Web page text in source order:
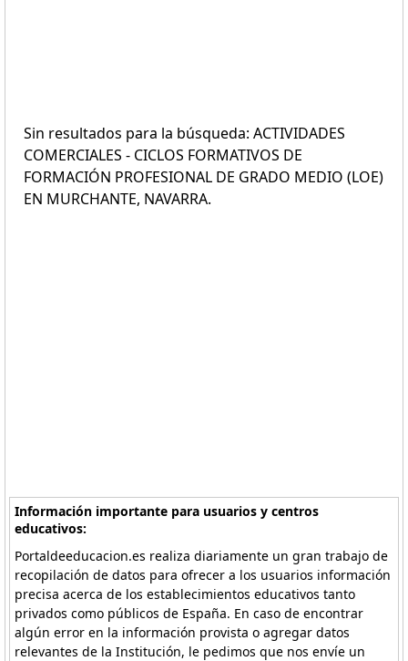
Sin resultados para la búsqueda: ACTIVIDADES
COMERCIALES - CICLOS FORMATIVOS DE
FORMACIÓN PROFESIONAL DE GRADO MEDIO (LOE)
EN MURCHANTE, NAVARRA.
Información importante para usuarios y centros
educativos:
Portaldeeducacion.es realiza diariamente un gran trabajo de
recopilación de datos para ofrecer a los usuarios información
precisa acerca de los establecimientos educativos tanto
privados como públicos de España. En caso de encontrar
algún error en la información provista o agregar datos
relevantes de la Institución, le pedimos que nos envíe un